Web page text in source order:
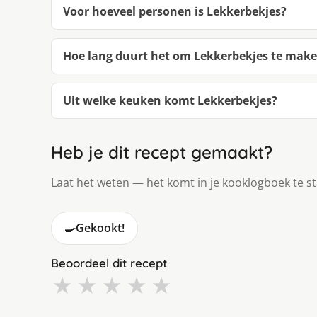
Voor hoeveel personen is Lekkerbekjes?
Hoe lang duurt het om Lekkerbekjes te
Uit welke keuken komt Lekkerbekjes?
Heb je dit recept gemaakt?
Laat het weten — het komt in je kooklogboek te
🍳Gekookt!
Beoordeel dit recept
★ ★ ★ ★ ★